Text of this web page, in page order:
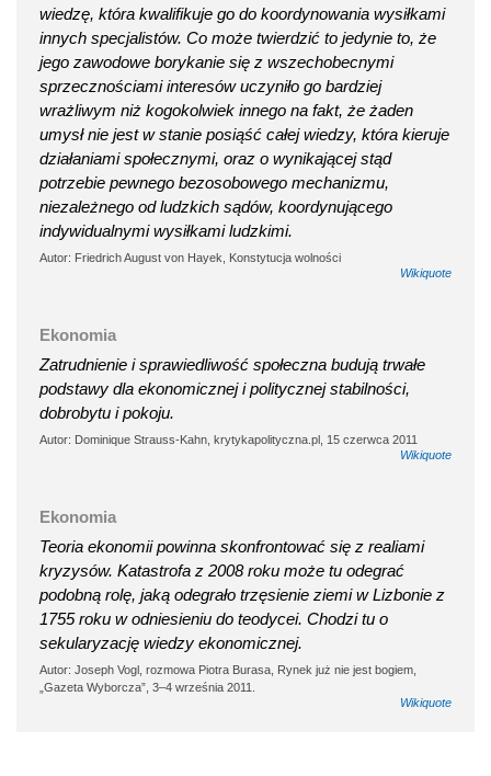
wiedzę, która kwalifikuje go do koordynowania wysiłkami
innych specjalistów. Co może twierdzić to jedynie to, że
jego zawodowe borykanie się z wszechobecnymi
sprzecznościami interesów uczyniło go bardziej
wrażliwym niż kogokolwiek innego na fakt, że żaden
umysł nie jest w stanie posiąść całej wiedzy, która kieruje
działaniami społecznymi, oraz o wynikającej stąd
potrzebie pewnego bezosobowego mechanizmu,
niezależnego od ludzkich sądów, koordynującego
indywidualnymi wysiłkami ludzkimi.
Autor: Friedrich August von Hayek, Konstytucja wolności
Wikiquote
Ekonomia
Zatrudnienie i sprawiedliwość społeczna budują trwałe
podstawy dla ekonomicznej i politycznej stabilności,
dobrobytu i pokoju.
Autor: Dominique Strauss-Kahn, krytykapolityczna.pl, 15 czerwca 2011
Wikiquote
Ekonomia
Teoria ekonomii powinna skonfrontować się z realiami
kryzysów. Katastrofa z 2008 roku może tu odegrać
podobną rolę, jaką odegrało trzęsienie ziemi w Lizbonie z
1755 roku w odniesieniu do teodycei. Chodzi tu o
sekularyzację wiedzy ekonomicznej.
Autor: Joseph Vogl, rozmowa Piotra Burasa, Rynek już nie jest bogiem,
„Gazeta Wyborcza”, 3–4 września 2011.
Wikiquote